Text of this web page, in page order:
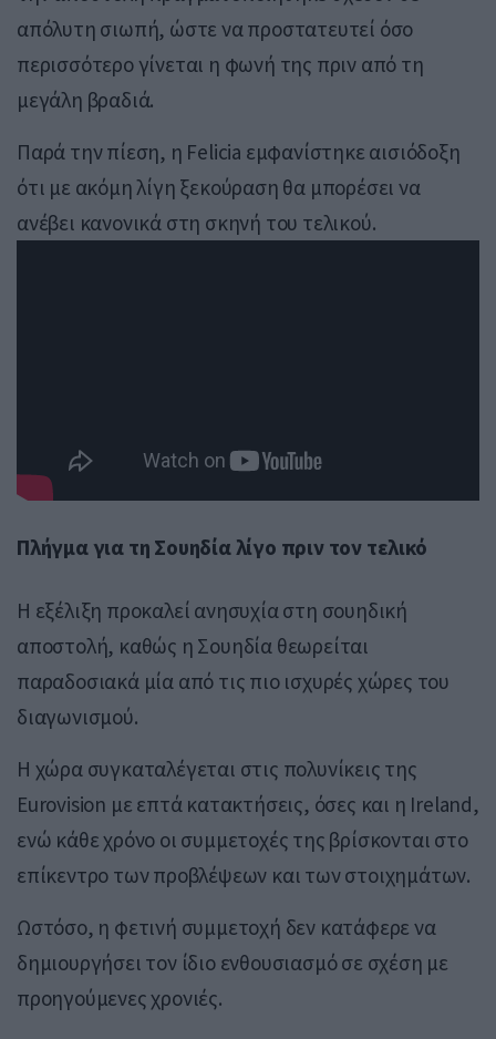
απόλυτη σιωπή, ώστε να προστατευτεί όσο
περισσότερο γίνεται η φωνή της πριν από τη
μεγάλη βραδιά.
Παρά την πίεση, η Felicia εμφανίστηκε αισιόδοξη
ότι με ακόμη λίγη ξεκούραση θα μπορέσει να
ανέβει κανονικά στη σκηνή του τελικού.
Πλήγμα για τη Σουηδία λίγο πριν τον τελικό
Η εξέλιξη προκαλεί ανησυχία στη σουηδική
αποστολή, καθώς η Σουηδία θεωρείται
παραδοσιακά μία από τις πιο ισχυρές χώρες του
διαγωνισμού.
Η χώρα συγκαταλέγεται στις πολυνίκεις της
Eurovision με επτά κατακτήσεις, όσες και η Ireland,
ενώ κάθε χρόνο οι συμμετοχές της βρίσκονται στο
επίκεντρο των προβλέψεων και των στοιχημάτων.
Ωστόσο, η φετινή συμμετοχή δεν κατάφερε να
δημιουργήσει τον ίδιο ενθουσιασμό σε σχέση με
προηγούμενες χρονιές.